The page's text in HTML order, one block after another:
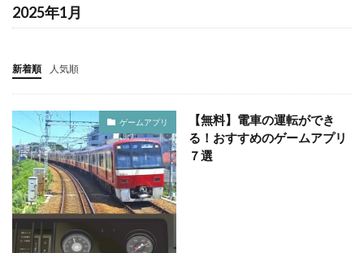
2025年1月
新着順 人気順
ゲームアプリ
【無料】電車の運転ができ
る！おすすめのゲームアプリ
７選